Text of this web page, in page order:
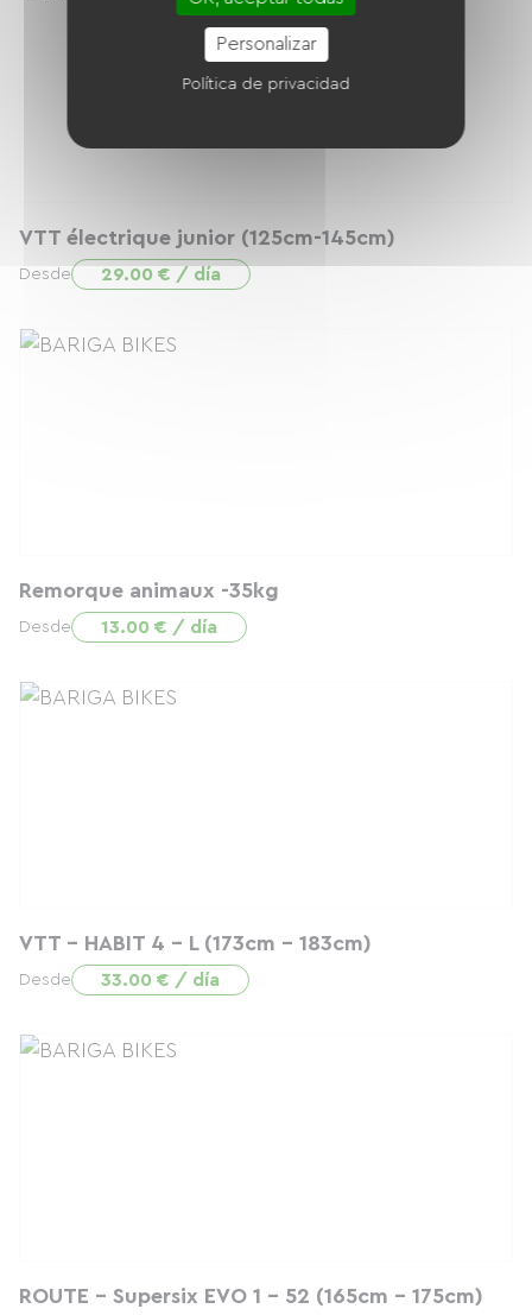
VTT électrique junior (125cm-145cm)
Desde 29.00 € / día
Remorque animaux -35kg
Desde 13.00 € / día
VTT - HABIT 4 - L (173cm - 183cm)
Desde 33.00 € / día
ROUTE - Supersix EVO 1 - 52 (165cm - 175cm)
Personalizar
Política de privacidad